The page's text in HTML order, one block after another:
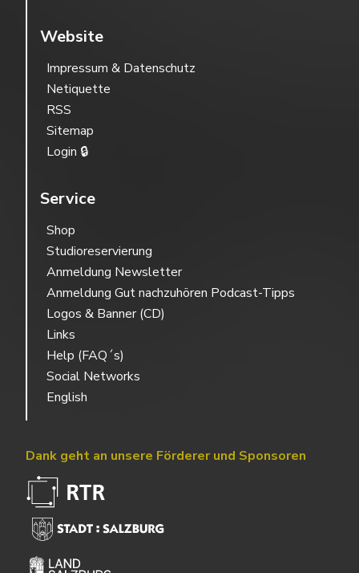
Website
Impressum & Datenschutz
Netiquette
RSS
Sitemap
Login 🔒
Service
Shop
Studioreservierung
Anmeldung Newsletter
Anmeldung Gut nachzuhören Podcast-Tipps
Logos & Banner (CD)
Links
Help (FAQ´s)
Social Networks
English
Dank geht an unsere Förderer und Sponsoren